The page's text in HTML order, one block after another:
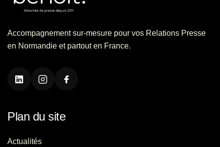
Accompagnement sur-mesure pour vos Relations Presse
en Normandie et partout en France.
Plan du site
Actualités